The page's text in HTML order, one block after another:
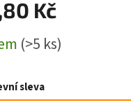
Kč
(>5 ks)
sleva